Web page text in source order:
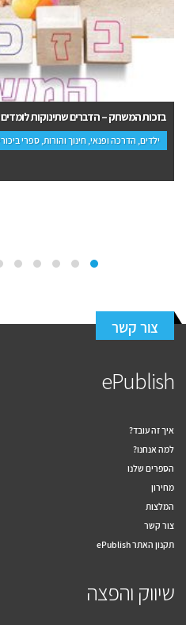
תמונות יפואיות – סיבוב שלישי – מנחם תלמי
סיפורת עברית, עיון
צור קשר
ePublish
איך זה עובד?
למה אנחנו?
הספרים שלנו
מחירון
המלצות
צור קשר
תקנון האתר ePublish
שיווק והפצה